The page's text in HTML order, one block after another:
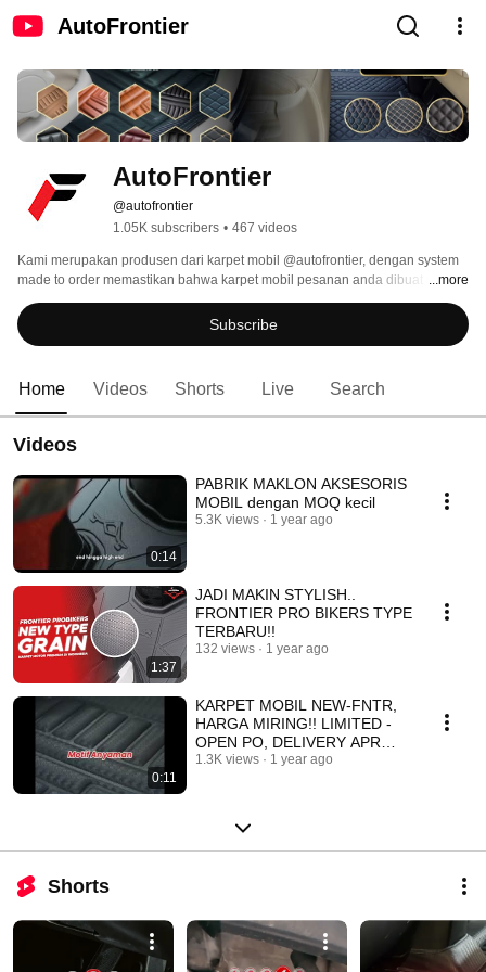
AutoFrontier
AutoFrontier
@autofrontier
1.05K subscribers • 467 videos
Kami merupakan produsen dari karpet mobil @autofrontier, dengan system
made to order memastikan bahwa karpet mobil pesanan anda dibuat sesuai
dengan cetakan mobil yang beredar di Indonesia. From Factory to Customer
merupakan sebutan yang pas karena pabrik kami berada di Indonesia
sehingga customer bisa menjangkau kami dengan mudah.
...more
Subscribe
Home Videos Shorts Live Search
Videos
0:14
PABRIK MAKLON AKSESORIS
MOBIL dengan MOQ kecil
5.3K views 1 year ago
1:37
JADI MAKIN STYLISH..
FRONTIER PRO BIKERS TYPE
TERBARU!!
132 views 1 year ago
0:11
KARPET MOBIL NEW-FNTR,
HARGA MIRING!! LIMITED -
OPEN PO, DELIVERY APR
2025
1.3K views 1 year ago
Shorts